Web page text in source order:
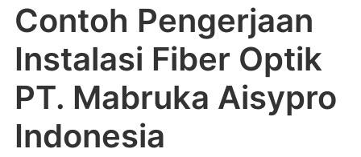
Contoh Pengerjaan
Instalasi Fiber Optik
PT. Mabruka Aisypro
Indonesia